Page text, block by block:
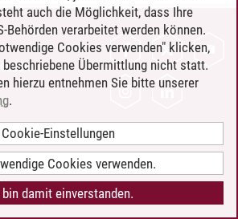
auch die Möglichkeit, dass Ihre
Behörden verarbeitet werden können.
Cookies verwenden" klicken,
Übermittlung nicht statt.
hierzu entnehmen Sie bitte unserer
.
Cookie-Einstellungen
Cookies verwenden.
bin damit einverstanden.